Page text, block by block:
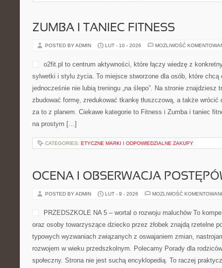
ZUMBA I TANIEC FITNESS
POSTED BY ADMIN LUT - 10 - 2026 MOŻLIWOŚĆ
o2fit.pl to centrum aktywności, które łączy wiedzę z
sylwetki i stylu życia. To miejsce stworzone dla osób, które chcą
jednocześnie nie lubią treningu „na ślepo”. Na stronie znajdziesz
zbudować formę, zredukować tkankę tłuszczową, a także
za to z planem. Ciekawe kategorie to Fitness i Zumba i taniec
na prostym […]
CATEGORIES: ETYCZNE MARKI I ODPOWIEDZIALNE ZAKUPY
OCENA I OBSERWACJA
POSTED BY ADMIN LUT - 9 - 2026 MOŻLIWOŚĆ
PRZEDSZKOLE NA 5 – wortal o rozwoju maluchów To
oraz osoby towarzyszące dziecko przez żłobek znajdą rzetelne
typowych wyzwaniach związanych z oswajaniem zmian,
rozwojem w wieku przedszkolnym. Polecamy Porady dla
społeczny. Strona nie jest suchą encyklopedią. To raczej